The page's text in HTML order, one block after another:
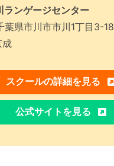
ランゲージセンター
県市川市市川1丁目3-18
成
スクールの詳細を見る
公式サイトを見る